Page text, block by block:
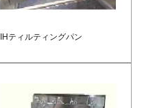
IHティルティングパン